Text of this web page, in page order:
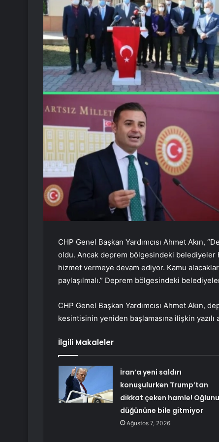
CHP Genel Başkan Yardımcısı Ahmet Akın,
oldu. Ancak deprem bölgesindeki belediyeler
hizmet vermeye devam ediyor. Kamu
paylaşılmalı.” Deprem bölgesindeki
CHP Genel Başkan Yardımcısı Ahmet
kesintisinin yeniden başlamasına ilişkin yazılı
İlgili Makaleler
İran’a yeni saldırı
konuşulurken Trump’tan
dikkat çeken hamle!
düğününe bile gitmiyor
Ağustos 7, 2026